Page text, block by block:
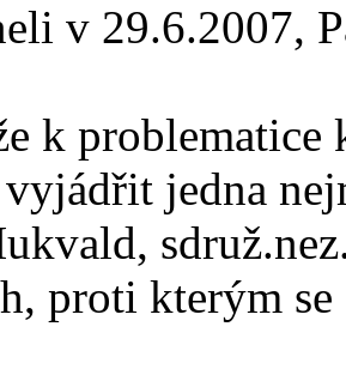
v 29.6.2007,
k problematice
jedna
proti kterým